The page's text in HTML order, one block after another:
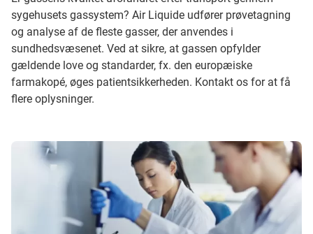
sygehusets gassystem? Air Liquide udfører prøvetagning
og analyse af de fleste gasser, der anvendes i
sundhedsvæsenet. Ved at sikre, at gassen opfylder
gældende love og standarder, fx. den europæiske
farmakopé, øges patientsikkerheden. Kontakt os for at få
flere oplysninger.